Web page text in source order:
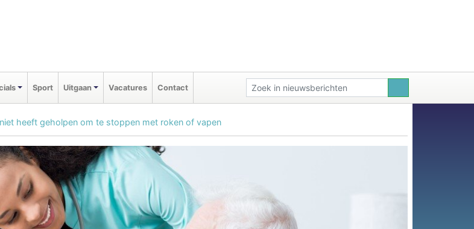
Sport Uitgaan Vacatures Contact
heeft geholpen om te stoppen met roken of vapen